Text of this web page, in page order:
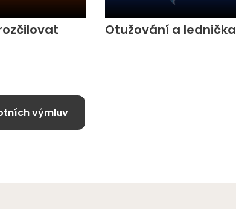
Otužování a lednička
výmluv